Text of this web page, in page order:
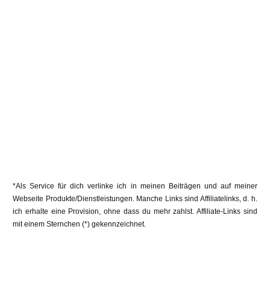
*Als Service für dich verlinke ich in meinen Beiträgen und auf meiner
Webseite Produkte/Dienstleistungen. Manche Links sind Affiliatelinks, d. h.
ich erhalte eine Provision, ohne dass du mehr zahlst. Affiliate-Links sind
mit einem Sternchen (*) gekennzeichnet.